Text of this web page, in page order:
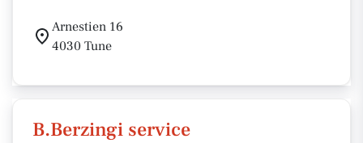
Arnestien 16
4030 Tune
B.Berzingi service